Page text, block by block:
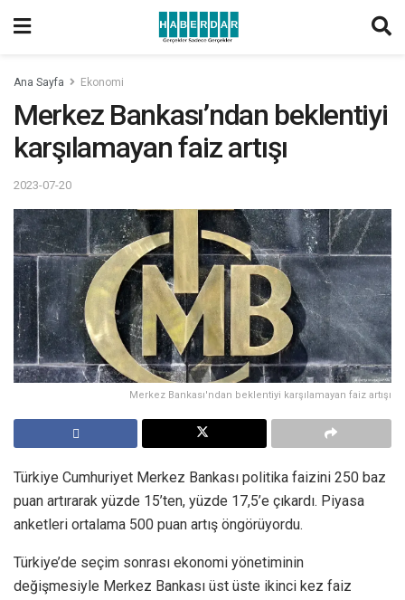
Ana Sayfa Ekonomi
Merkez Bankası’ndan beklentiyi
karşılamayan faiz artışı
2023-07-20
Merkez Bankası'ndan beklentiyi karşılamayan faiz artışı
Türkiye Cumhuriyet Merkez Bankası politika faizini 250 baz
puan artırarak yüzde 15’ten, yüzde 17,5’e çıkardı. Piyasa
anketleri ortalama 500 puan artış öngörüyordu.
Türkiye’de seçim sonrası ekonomi yönetiminin
değişmesiyle Merkez Bankası üst üste ikinci kez faiz